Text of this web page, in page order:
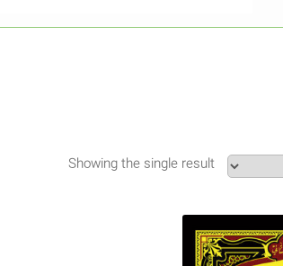
Showing the single result